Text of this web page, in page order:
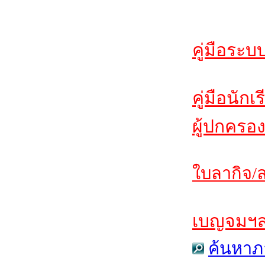
คู่มือระบ
คู่มือนักเ
ผู้ปกครอ
ใบลากิจ/
เบญจมฯ
ค้นหาภ